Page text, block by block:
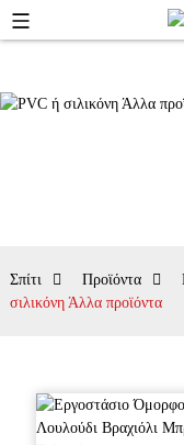
Σπίτι Προϊόντα
σιλικόνη Άλλα προϊόντα